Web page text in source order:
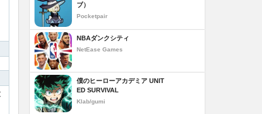
ブ）
Pocketpair
NBAダンクシティ
NetEase Games
僕のヒーローアカデミア UNIT
ED SURVIVAL
Klab/gumi